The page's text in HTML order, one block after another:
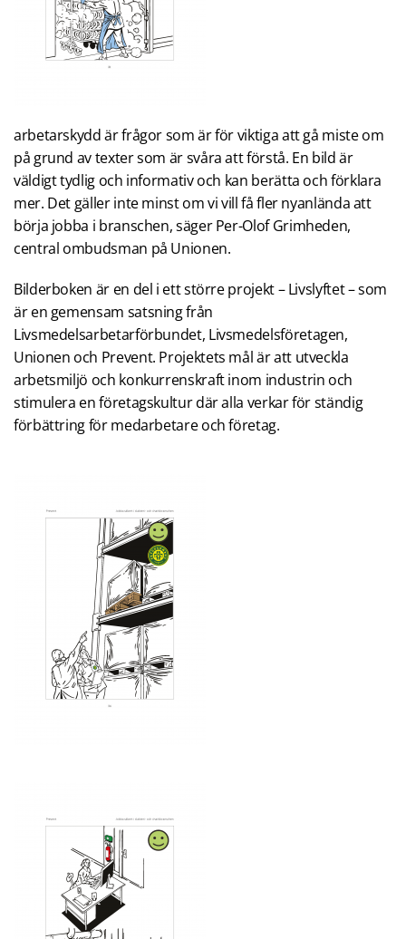
arbetarskydd är frågor som är för viktiga att gå miste om
på grund av texter som är svåra att förstå. En bild är
väldigt tydlig och informativ och kan berätta och förklara
mer. Det gäller inte minst om vi vill få fler nyanlända att
börja jobba i branschen, säger Per-Olof Grimheden,
central ombudsman på Unionen.
Bilderboken är en del i ett större projekt – Livslyftet – som
är en gemensam satsning från
Livsmedelsarbetarförbundet, Livsmedelsföretagen,
Unionen och Prevent. Projektets mål är att utveckla
arbetsmiljö och konkurrenskraft inom industrin och
stimulera en företagskultur där alla verkar för ständig
förbättring för medarbetare och företag.